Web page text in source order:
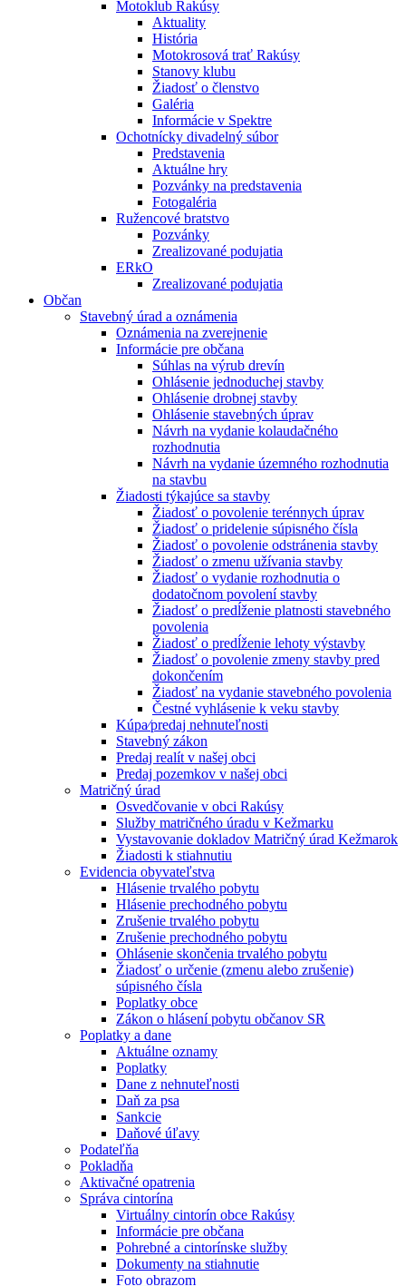
Motoklub Rakúsy
Aktuality
História
Motokrosová trať Rakúsy
Stanovy klubu
Žiadosť o členstvo
Galéria
Informácie v Spektre
Ochotnícky divadelný súbor
Predstavenia
Aktuálne hry
Pozvánky na predstavenia
Fotogaléria
Ružencové bratstvo
Pozvánky
Zrealizované podujatia
ERkO
Zrealizované podujatia
Občan
Stavebný úrad a oznámenia
Oznámenia na zverejnenie
Informácie pre občana
Súhlas na výrub drevín
Ohlásenie jednoduchej stavby
Ohlásenie drobnej stavby
Ohlásenie stavebných úprav
Návrh na vydanie kolaudačného
rozhodnutia
Návrh na vydanie územného rozhodnutia
na stavbu
Žiadosti týkajúce sa stavby
Žiadosť o povolenie terénnych úprav
Žiadosť o pridelenie súpisného čísla
Žiadosť o povolenie odstránenia stavby
Žiadosť o zmenu užívania stavby
Žiadosť o vydanie rozhodnutia o
dodatočnom povolení stavby
Žiadosť o predĺženie platnosti stavebného
povolenia
Žiadosť o predĺženie lehoty výstavby
Žiadosť o povolenie zmeny stavby pred
dokončením
Žiadosť na vydanie stavebného povolenia
Čestné vyhlásenie k veku stavby
Kúpa⁄predaj nehnuteľnosti
Stavebný zákon
Predaj realít v našej obci
Predaj pozemkov v našej obci
Matričný úrad
Osvedčovanie v obci Rakúsy
Služby matričného úradu v Kežmarku
Vystavovanie dokladov Matričný úrad Kežmarok
Žiadosti k stiahnutiu
Evidencia obyvateľstva
Hlásenie trvalého pobytu
Hlásenie prechodného pobytu
Zrušenie trvalého pobytu
Zrušenie prechodného pobytu
Ohlásenie skončenia trvalého pobytu
Žiadosť o určenie (zmenu alebo zrušenie)
súpisného čísla
Poplatky obce
Zákon o hlásení pobytu občanov SR
Poplatky a dane
Aktuálne oznamy
Poplatky
Dane z nehnuteľnosti
Daň za psa
Sankcie
Daňové úľavy
Podateľňa
Pokladňa
Aktivačné opatrenia
Správa cintorína
Virtuálny cintorín obce Rakúsy
Informácie pre občana
Pohrebné a cintorínske služby
Dokumenty na stiahnutie
Foto obrazom